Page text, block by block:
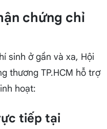
chứng chỉ
sinh ở gần và xa, Hội
thương TP.HCM hỗ trợ
hoạt:
tiếp tại